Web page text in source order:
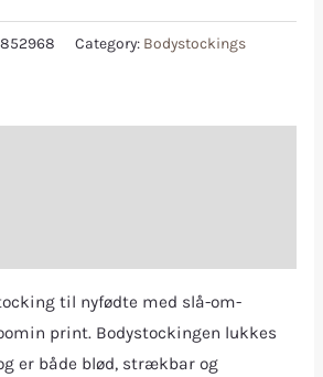
Category: Bodystockings
til nyfødte med slå-om-
print. Bodystockingen lukkes
er både blød, strækbar og